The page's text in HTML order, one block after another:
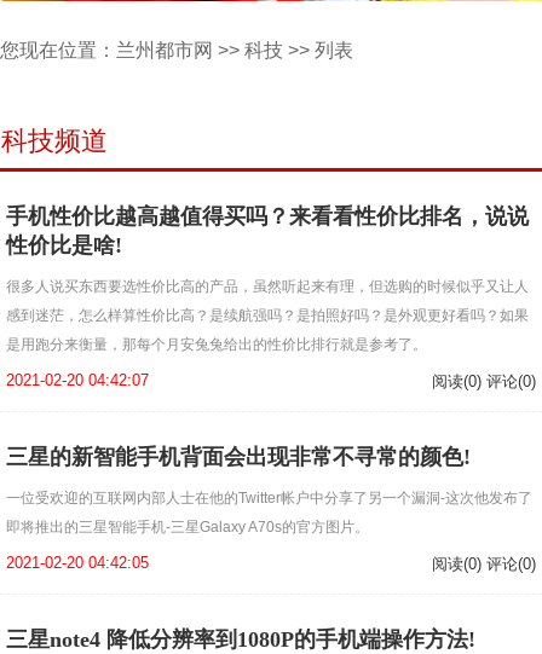
您现在位置： 兰州都市网 >> 科技 >> 列表
科技频道
手机性价比越高越值得买吗？来看看性价比排名，说说
性价比是啥!
很多人说买东西要选性价比高的产品，虽然听起来有理，但选购的时候似乎又让人
感到迷茫，怎么样算性价比高？是续航强吗？是拍照好吗？是外观更好看吗？如果
是用跑分来衡量，那每个月安兔兔给出的性价比排行就是参考了。
2021-02-20 04:42:07 阅读(0) 评论(0)
三星的新智能手机背面会出现非常不寻常的颜色!
一位受欢迎的互联网内部人士在他的Twitter帐户中分享了另一个漏洞-这次他发布了
即将推出的三星智能手机-三星Galaxy A70s的官方图片。
2021-02-20 04:42:05 阅读(0) 评论(0)
三星note4 降低分辨率到1080P的手机端操作方法!